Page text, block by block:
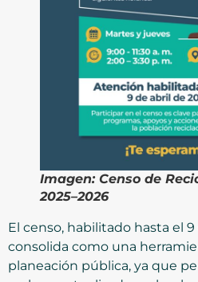
Imagen: Censo de
2025–2026
El censo, habilitado hasta el
consolida como una
planeación pública, ya que